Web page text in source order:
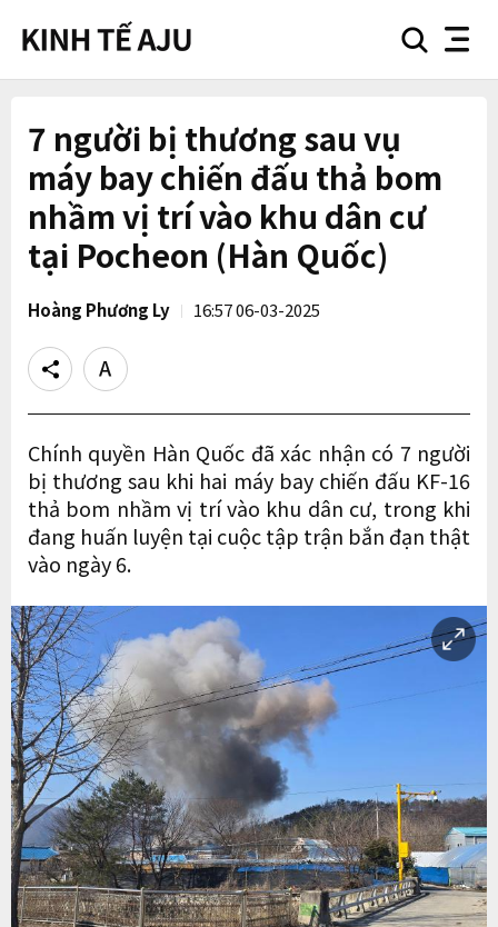
searchnav
7 người bị thương sau vụ
máy bay chiến đấu thả bom
nhầm vị trí vào khu dân cư
tại Pocheon (Hàn Quốc)
Hoàng Phương Ly 16:57 06-03-2025
Share
Text
size
Chính quyền Hàn Quốc đã xác nhận có 7 người
bị thương sau khi hai máy bay chiến đấu KF-16
thả bom nhầm vị trí vào khu dân cư, trong khi
đang huấn luyện tại cuộc tập trận bắn đạn thật
vào ngày 6.